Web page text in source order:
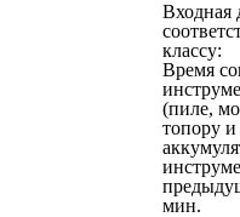
Входная
классу:
Время
(пиле,
топору и
мин.